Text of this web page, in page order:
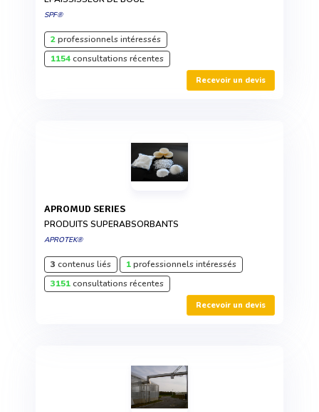
SPF®
2professionnels intéressés
1154consultations récentes
Recevoir un devis
APROMUD SERIES
PRODUITS SUPERABSORBANTS
APROTEK®
3 contenus liés 1professionnels intéressés
3151consultations récentes
Recevoir un devis